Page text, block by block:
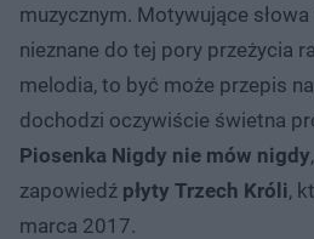
muzycznym. Motywujące
nieznane do tej pory przeżycia
melodia, to być może przepis
dochodzi oczywiście świetna
Piosenka Nigdy nie mów nigdy
zapowiedź płyty Trzech Króli,
marca 2017.